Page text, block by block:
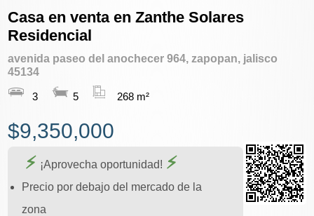
Casa en venta en Zanthe Solares
Residencial
avenida paseo del anochecer 964, zapopan, jalisco
45134
3 5 268 m²
$9,350,000
¡Aprovecha oportunidad!
Precio por debajo del mercado de la
zona